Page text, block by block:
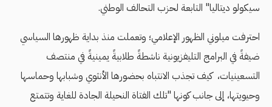
سيكولو ديتاليا" التابعة لحزب التحالف الوطني.
احترفت ميلوني الظهور الإعلامي؛ وتعملت منذ بداية ظهورها السياسي
ضيفةً في البرامج التليفزيونية ناشطةً طلابيةً يمينيةً في منتصف
التسعينيات، كيف تجذب الانتباه بحضورها الأنثوي وشبابها وحماسها
وحيويتها، إلى جانب كونها "تلك الفتاة النحيلة الجادة للغاية وتتمتع